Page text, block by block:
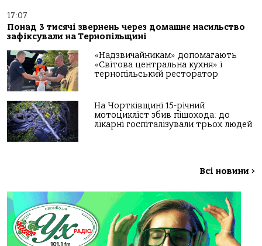
17:07
Понад 3 тисячі звернень через домашнє насильство
зафіксували на Тернопільщині
«Надзвичайникам» допомагають
«Світова центральна кухня» і
тернопільський ресторатор
На Чортківщині 15-річний
мотоцикліст збив пішохода: до
лікарні госпіталізували трьох людей
Всі новини >